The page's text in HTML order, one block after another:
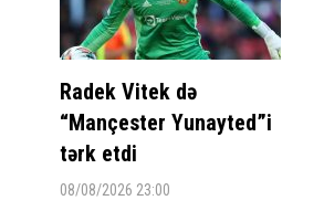
Radek Vitek də
“Mançester Yunayted”i
tərk etdi
08/08/2026 23:00